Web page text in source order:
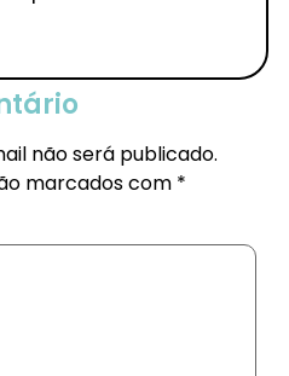
não será publicado.
marcados com *